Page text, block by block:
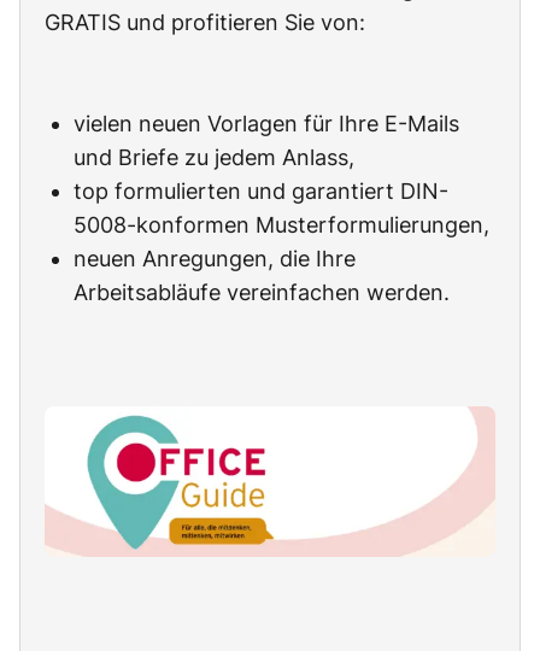
GRATIS und profitieren Sie von:
vielen neuen Vorlagen für Ihre E-Mails
und Briefe zu jedem Anlass,
top formulierten und garantiert DIN-
5008-konformen Musterformulierungen,
neuen Anregungen, die Ihre
Arbeitsabläufe vereinfachen werden.